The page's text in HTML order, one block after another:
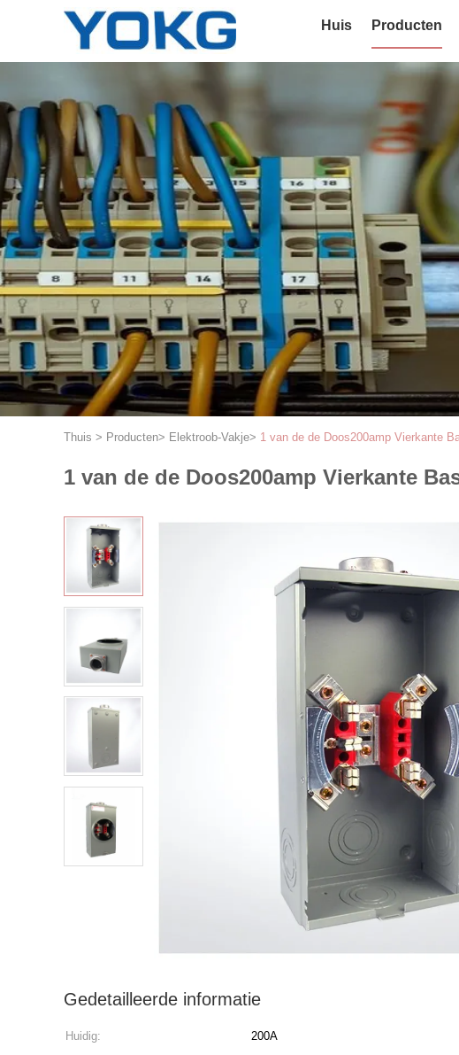
Huis Producten
Thuis > Producten> Elektroob-Vakje> 1 van de de Doos200amp Vierkante
1 van de de Doos200amp Vierkante
Gedetailleerde informatie
Huidig: 200A